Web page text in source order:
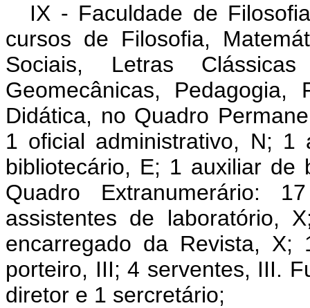
IX - Faculdade de
cursos de Filosofia,
Sociais, Letras
Geomecânicas,
Didática, no Quadro
1 oficial administrativo, N; 1
bibliotecário, E; 1 auxiliar
Quadro Extranumerário:
assistentes de laboratório,
encarregado da Revista, X;
porteiro, III; 4 serventes, III.
diretor e 1 sercretário;